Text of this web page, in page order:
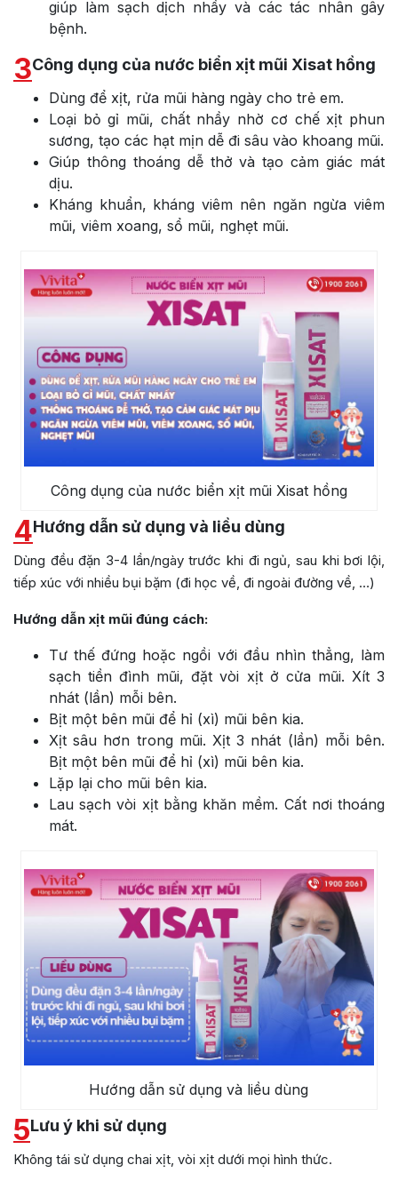
giúp làm sạch dịch nhầy và các tác nhân gây
bệnh.
3Công dụng của nước biển xịt mũi Xisat hồng
Dùng để xịt, rửa mũi hàng ngày cho trẻ em.
Loại bỏ gỉ mũi, chất nhầy nhờ cơ chế xịt phun
sương, tạo các hạt mịn dễ đi sâu vào khoang mũi.
Giúp thông thoáng dễ thở và tạo cảm giác mát
dịu.
Kháng khuẩn, kháng viêm nên ngăn ngừa viêm
mũi, viêm xoang, sổ mũi, nghẹt mũi.
Công dụng của nước biển xịt mũi Xisat hồng
4Hướng dẫn sử dụng và liều dùng
Dùng đều đặn 3-4 lần/ngày trước khi đi ngủ, sau khi bơi lội,
tiếp xúc với nhiều bụi bặm (đi học về, đi ngoài đường về, …)
Hướng dẫn xịt mũi đúng cách:
Tư thế đứng hoặc ngồi với đầu nhìn thẳng, làm
sạch tiền đình mũi, đặt vòi xịt ở cửa mũi. Xít 3
nhát (lần) mỗi bên.
Bịt một bên mũi để hỉ (xì) mũi bên kia.
Xịt sâu hơn trong mũi. Xịt 3 nhát (lần) mỗi bên.
Bịt một bên mũi để hỉ (xì) mũi bên kia.
Lặp lại cho mũi bên kia.
Lau sạch vòi xịt bằng khăn mềm. Cất nơi thoáng
mát.
Hướng dẫn sử dụng và liều dùng
5Lưu ý khi sử dụng
Không tái sử dụng chai xịt, vòi xịt dưới mọi hình thức.